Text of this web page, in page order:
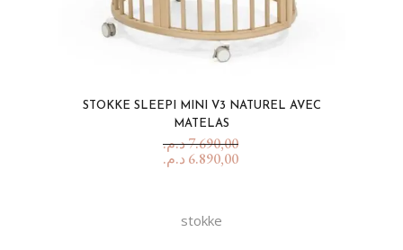
STOKKE SLEEPI MINI V3 NATUREL AVEC
MATELAS
7.690,00د.م.
6.890,00 د.م.
stokke